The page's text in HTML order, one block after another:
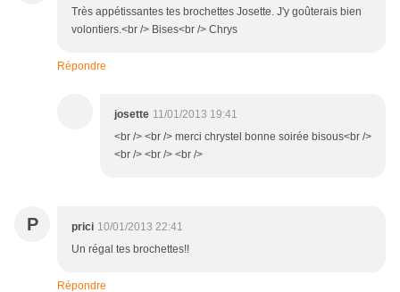
Très appétissantes tes brochettes Josette. J'y goûterais bien
volontiers.<br /> Bises<br /> Chrys
Répondre
josette 11/01/2013 19:41
<br /> <br /> merci chrystel bonne soirée bisous<br />
<br /> <br /> <br />
P prici 10/01/2013 22:41
Un régal tes brochettes!!
Répondre